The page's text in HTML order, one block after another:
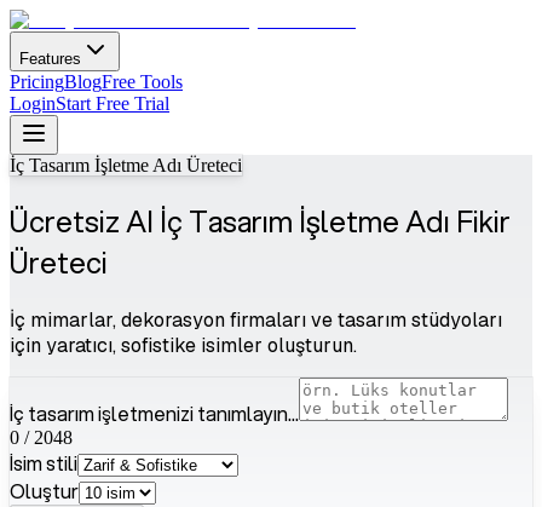
Features
PricingBlogFree Tools
LoginStart Free Trial
İç Tasarım İşletme Adı Üreteci
Ücretsiz AI İç Tasarım İşletme Adı Fikir
Üreteci
İç mimarlar, dekorasyon firmaları ve tasarım stüdyoları
için yaratıcı, sofistike isimler oluşturun.
İç tasarım işletmenizi tanımlayın...
0 / 2048
İsim stili
Oluştur